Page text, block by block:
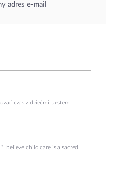
adres e-mail
czas z dziećmi. Jestem
believe child care is a sacred